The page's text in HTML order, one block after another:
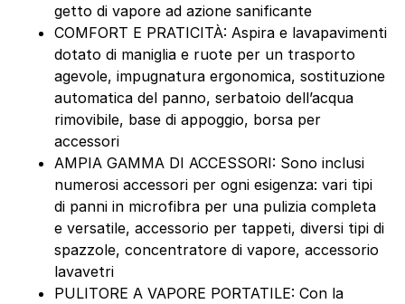
getto di vapore ad azione sanificante
COMFORT E PRATICITÀ: Aspira e lavapavimenti
dotato di maniglia e ruote per un trasporto
agevole, impugnatura ergonomica, sostituzione
automatica del panno, serbatoio dell’acqua
rimovibile, base di appoggio, borsa per
accessori
AMPIA GAMMA DI ACCESSORI: Sono inclusi
numerosi accessori per ogni esigenza: vari tipi
di panni in microfibra per una pulizia completa
e versatile, accessorio per tappeti, diversi tipi di
spazzole, concentratore di vapore, accessorio
lavavetri
PULITORE A VAPORE PORTATILE: Con la